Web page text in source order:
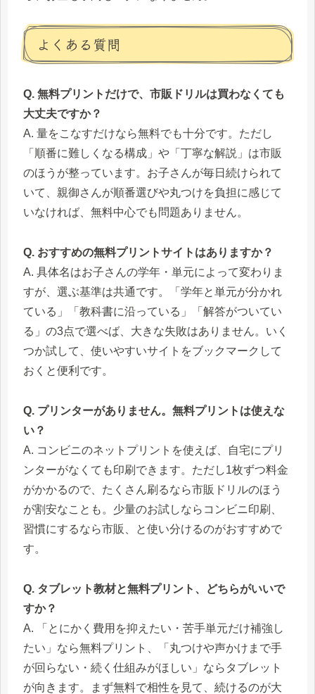
よくある質問
Q. 無料プリントだけで、市販ドリルは買わなくても
大丈夫ですか？
A. 量をこなすだけなら無料でも十分です。ただし
「順番に難しくなる構成」や「丁寧な解説」は市販
のほうが整っています。お子さんが毎日続けられて
いて、親御さんが順番選びや丸つけを負担に感じて
いなければ、無料中心でも問題ありません。
Q. おすすめの無料プリントサイトはありますか？
A. 具体名はお子さんの学年・単元によって変わりま
すが、選ぶ基準は共通です。「学年と単元が分かれ
ている」「教科書に沿っている」「解答がついてい
る」の3点で選べば、大きな失敗はありません。いく
つか試して、使いやすいサイトをブックマークして
おくと便利です。
Q. プリンターがありません。無料プリントは使えな
い？
A. コンビニのネットプリントを使えば、自宅にプリ
ンターがなくても印刷できます。ただし1枚ずつ料金
がかかるので、たくさん刷るなら市販ドリルのほう
が割安なことも。少量のお試しならコンビニ印刷、
習慣にするなら市販、と使い分けるのがおすすめで
す。
Q. タブレット教材と無料プリント、どちらがいいで
すか？
A. 「とにかく費用を抑えたい・苦手単元だけ補強し
たい」なら無料プリント、「丸つけや声かけまで手
が回らない・続く仕組みがほしい」ならタブレット
が向きます。まず無料で相性を見て、続けるのが大